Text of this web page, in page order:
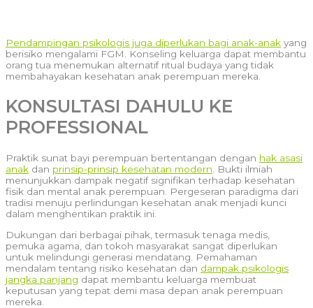
Pendampingan psikologis juga diperlukan bagi anak-anak yang
berisiko mengalami FGM. Konseling keluarga dapat membantu
orang tua menemukan alternatif ritual budaya yang tidak
membahayakan kesehatan anak perempuan mereka.
KONSULTASI DAHULU KE
PROFESSIONAL
Praktik sunat bayi perempuan bertentangan dengan hak asasi
anak dan prinsip-prinsip kesehatan modern. Bukti ilmiah
menunjukkan dampak negatif signifikan terhadap kesehatan
fisik dan mental anak perempuan. Pergeseran paradigma dari
tradisi menuju perlindungan kesehatan anak menjadi kunci
dalam menghentikan praktik ini.
Dukungan dari berbagai pihak, termasuk tenaga medis,
pemuka agama, dan tokoh masyarakat sangat diperlukan
untuk melindungi generasi mendatang. Pemahaman
mendalam tentang risiko kesehatan dan dampak psikologis
jangka panjang dapat membantu keluarga membuat
keputusan yang tepat demi masa depan anak perempuan
mereka.